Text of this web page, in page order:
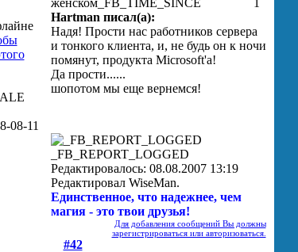
женском_FB_TIME_SINCE
1
Hartman писал(а):
Надя! Прости нас работников сервера
и тонкого клиента, и, не будь он к ночи
помянут, продукта Microsoft'а!
Да прости......
шопотоммы еще вернемся!
_FB_REPORT_LOGGED
Редактировалось: 08.08.2007 13:19
Редактировал WiseMan.
Единственное, что надежнее, чем
магия - это твои друзья!
Для добавления сообщений Вы должны
зарегистрироваться или авторизоваться.
#42